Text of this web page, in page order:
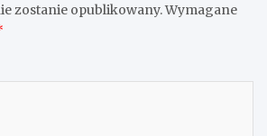
zostanie opublikowany.Wymagane